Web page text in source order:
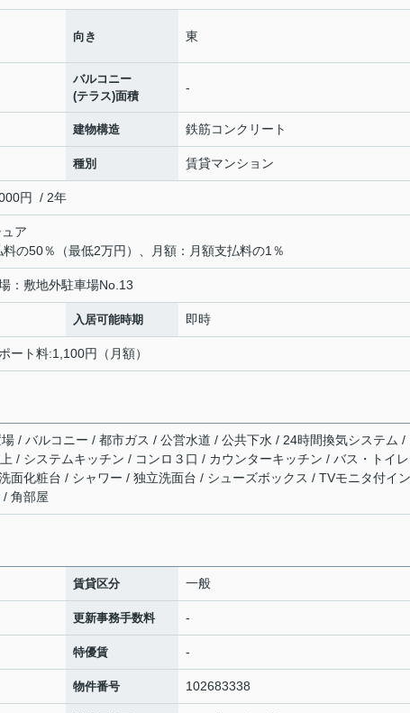
向き 東
バルコニー
(テラス)面積
-
建物構造 鉄筋コンクリート
種別 賃貸マンション
円 / 2年
ア
の50％（最低2万円）、月額：月額支払料の1％
：敷地外駐車場No.13
入居可能時期 即時
ト料:1,100円（月額）
/ バルコニー / 都市ガス / 公営水道 / 公共下水 / 24時間換気システム /
/ システムキッチン / コンロ３口 / カウンターキッチン / バス・トイレ
面化粧台 / シャワー / 独立洗面台 / シューズボックス / TVモニタ付イ
角部屋
賃貸区分 一般
更新事務手数料 -
特優賃 -
物件番号 102683338